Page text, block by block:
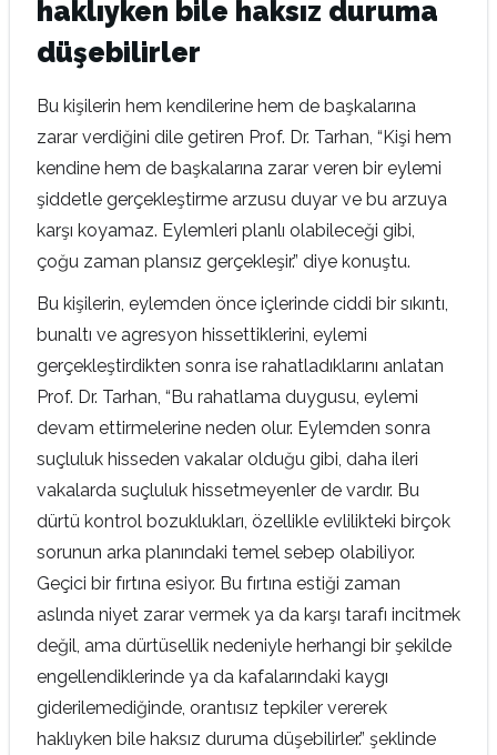
haklıyken bile haksız duruma
düşebilirler
Bu kişilerin hem kendilerine hem de başkalarına
zarar verdiğini dile getiren Prof. Dr. Tarhan, “Kişi hem
kendine hem de başkalarına zarar veren bir eylemi
şiddetle gerçekleştirme arzusu duyar ve bu arzuya
karşı koyamaz. Eylemleri planlı olabileceği gibi,
çoğu zaman plansız gerçekleşir.” diye konuştu.
Bu kişilerin, eylemden önce içlerinde ciddi bir sıkıntı,
bunaltı ve agresyon hissettiklerini, eylemi
gerçekleştirdikten sonra ise rahatladıklarını anlatan
Prof. Dr. Tarhan, “Bu rahatlama duygusu, eylemi
devam ettirmelerine neden olur. Eylemden sonra
suçluluk hisseden vakalar olduğu gibi, daha ileri
vakalarda suçluluk hissetmeyenler de vardır. Bu
dürtü kontrol bozuklukları, özellikle evlilikteki birçok
sorunun arka planındaki temel sebep olabiliyor.
Geçici bir fırtına esiyor. Bu fırtına estiği zaman
aslında niyet zarar vermek ya da karşı tarafı incitmek
değil, ama dürtüsellik nedeniyle herhangi bir şekilde
engellendiklerinde ya da kafalarındaki kaygı
giderilemediğinde, orantısız tepkiler vererek
haklıyken bile haksız duruma düşebilirler.” şeklinde